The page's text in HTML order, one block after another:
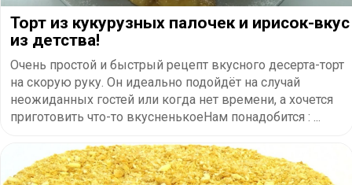
Торт из кукурузных палочек и ирисок-вкус
из детства!
Очень простой и быстрый рецепт вкусного десерта-торт
на скорую руку. Он идеально подойдёт на случай
неожиданных гостей или когда нет времени, а хочется
приготовить что-то вкусненькоеНам понадобится : ...